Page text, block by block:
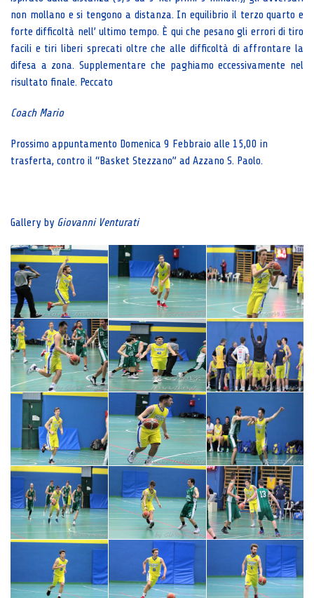
non mollano e si tengono a distanza. In equilibrio il terzo quarto e
forte difficoltà nell’ ultimo tempo. È qui che pesano gli errori di tiro
facili e tiri liberi sprecati oltre che alle difficoltà di affrontare la
difesa a zona. Supplementare che paghiamo eccessivamente nel
risultato finale. Peccato
Coach Mario
Prossimo appuntamento Domenica 9 Febbraio alle 15,00 in
trasferta, contro il “Basket Stezzano” ad Azzano S. Paolo.
Gallery by Giovanni Venturati